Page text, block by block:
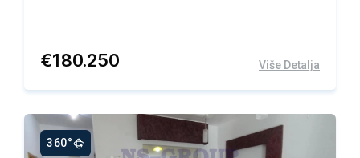
€180.250 Više Detalja
360°